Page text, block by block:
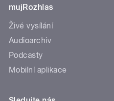
mujRozhlas
Živé vysílání
Audioarchiv
Podcasty
Mobilní aplikace